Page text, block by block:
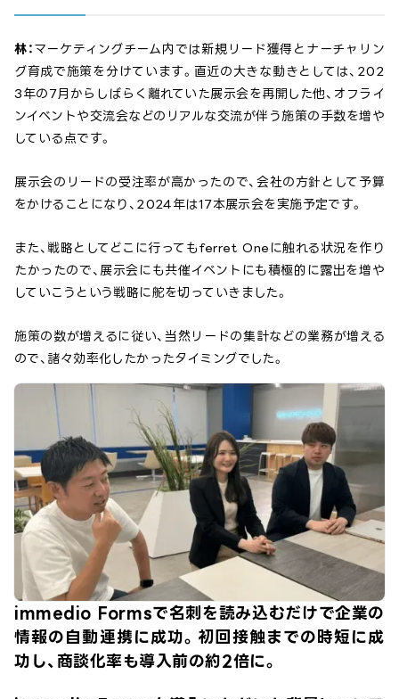
林： マーケティングチーム内では新規リード獲得とナーチャリン
グ育成で施策を分けています。直近の大きな動きとしては、202
3年の7月からしばらく離れていた展示会を再開した他、オフライ
ンイベントや交流会などのリアルな交流が伴う施策の手数を増や
している点です。
展示会のリードの受注率が高かったので、会社の方針として予算
をかけることになり、2024年は17本展示会を実施予定です。
また、戦略としてどこに行ってもferret Oneに触れる状況を作り
たかったので、展示会にも共催イベントにも積極的に露出を増や
していこうという戦略に舵を切っていきました。
施策の数が増えるに従い、当然リードの集計などの業務が増える
ので、諸々効率化したかったタイミングでした。
immedio Formsで名刺を読み込むだけで企業の
情報の自動連携に成功。初回接触までの時短に成
功し、商談化率も導入前の約2倍に。